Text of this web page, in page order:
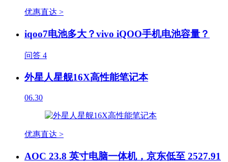
优惠直达 >
iqoo7电池多大？vivo iQOO手机电池容量？
问答 4
外星人星舰16X高性能笔记本
06.30
优惠直达 >
AOC 23.8 英寸电脑一体机，京东低至 2527.91